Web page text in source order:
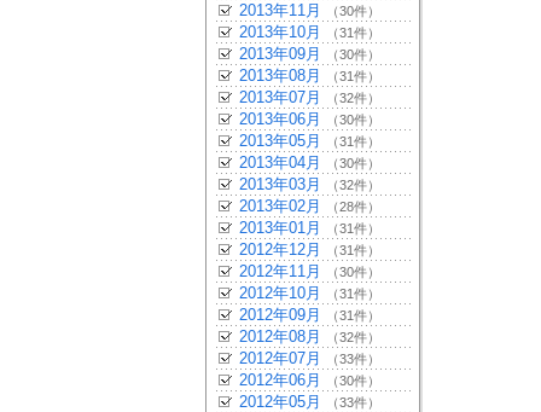
2013年11月 （30件）
2013年10月 （31件）
2013年09月 （30件）
2013年08月 （31件）
2013年07月 （32件）
2013年06月 （30件）
2013年05月 （31件）
2013年04月 （30件）
2013年03月 （32件）
2013年02月 （28件）
2013年01月 （31件）
2012年12月 （31件）
2012年11月 （30件）
2012年10月 （31件）
2012年09月 （31件）
2012年08月 （32件）
2012年07月 （33件）
2012年06月 （30件）
2012年05月 （33件）